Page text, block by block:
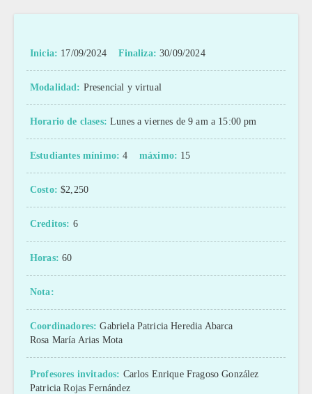
Inicia: 17/09/2024 Finaliza:30/09/2024
Modalidad: Presencial y virtual
Horario de clases:Lunes a viernes de 9 am a 15:00 pm
Estudiantes mínimo:4 máximo: 15
Costo:$2,250
Creditos: 6
Horas:60
Nota:
Coordinadores:Gabriela Patricia Heredia Abarca
Rosa María Arias Mota
Profesores invitados: Carlos Enrique Fragoso González
Patricia Rojas Fernández